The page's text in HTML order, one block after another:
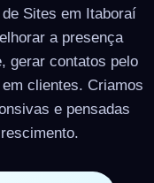
Sites em Itaboraí
a presença
gerar contatos pelo
clientes. Criamos
e pensadas